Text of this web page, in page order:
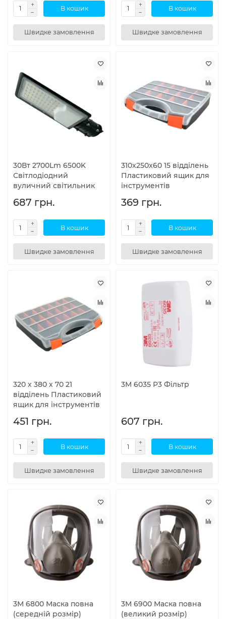
В кошик
Швидке замовлення
В кошик
Швидке замовлення
30Вт 2700Lm 6500K
Світлодіодний
вуличний світильник
687 грн.
В кошик
Швидке замовлення
310x250x60 15 відділень
Пластиковий ящик для
інструментів
369 грн.
В кошик
Швидке замовлення
320 х 380 х 70 21
відділень Пластиковий
ящик для інструментів
451 грн.
В кошик
Швидке замовлення
3М 6035 Р3 Фільтр
607 грн.
В кошик
Швидке замовлення
3М 6800 Маска повна
(середній розмір)
3М 6900 Маска повна
(великий розмір)